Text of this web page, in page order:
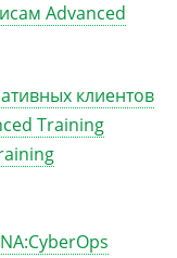
Advanced
клиентов
Training